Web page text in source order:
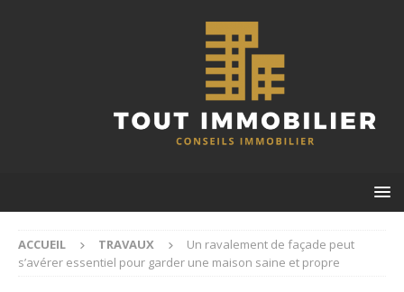
ACCUEIL TRAVAUX
Un ravalement de façade peut
s’avérer essentiel pour garder une maison saine et propre